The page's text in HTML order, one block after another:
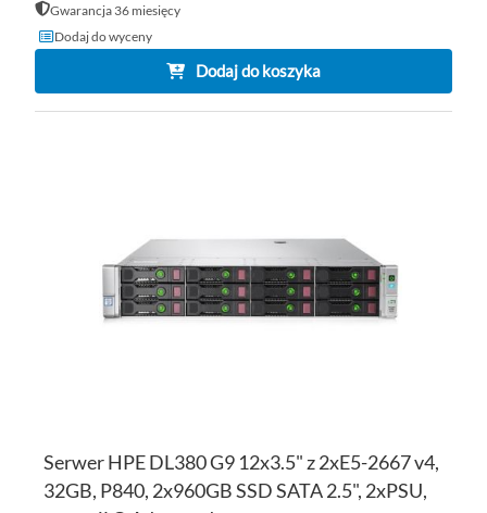
Gwarancja 36 miesięcy
Dodaj do wyceny
Dodaj do koszyka
Serwer HPE DL380 G9 12x3.5" z 2xE5-2667 v4,
32GB, P840, 2x960GB SSD SATA 2.5", 2xPSU,